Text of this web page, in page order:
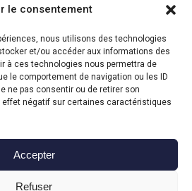
le consentement
nous utilisons des technologies
et/ou accéder aux informations des
à ces technologies nous permettra de
le comportement de navigation ou les ID
ne pas consentir ou de retirer son
négatif sur certaines caractéristiques
Accepter
Refuser
Voyage : Économisez sur vos
avec Toody
2024 Bon plans
Toody © 2024